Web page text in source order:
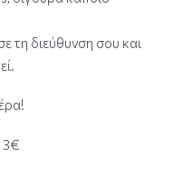
τη διεύθυνση σου και
3€